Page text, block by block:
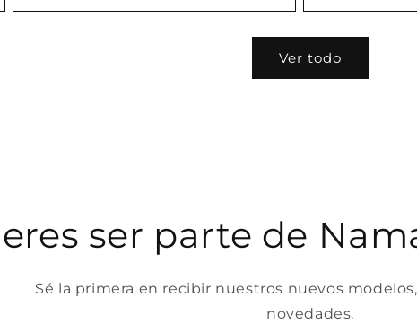
Ver todo
ser parte de
Sé la primera en recibir nuestros nuevos
novedades.